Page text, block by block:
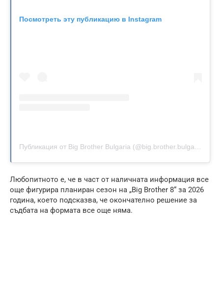
Посмотреть эту публикацию в Instagram
Любопитното е, че в част от наличната информация все
още фигурира планиран сезон на „Big Brother 8“ за 2026
година, което подсказва, че окончателно решение за
съдбата на формата все още няма.